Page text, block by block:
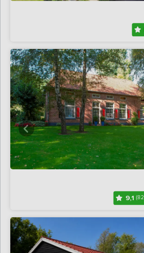
9,1